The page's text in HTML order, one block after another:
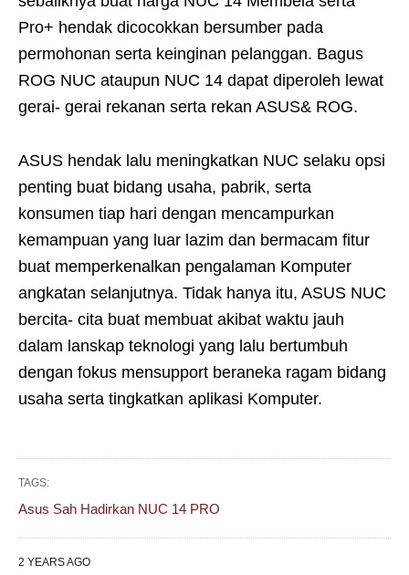
Pro+ hendak dicocokkan bersumber pada
permohonan serta keinginan pelanggan. Bagus
ROG NUC ataupun NUC 14 dapat diperoleh lewat
gerai- gerai rekanan serta rekan ASUS& ROG.
ASUS hendak lalu meningkatkan NUC selaku opsi
penting buat bidang usaha, pabrik, serta
konsumen tiap hari dengan mencampurkan
kemampuan yang luar lazim dan bermacam fitur
buat memperkenalkan pengalaman Komputer
angkatan selanjutnya. Tidak hanya itu, ASUS NUC
bercita- cita buat membuat akibat waktu jauh
dalam lanskap teknologi yang lalu bertumbuh
dengan fokus mensupport beraneka ragam bidang
usaha serta tingkatkan aplikasi Komputer.
TAGS:
Asus Sah Hadirkan NUC 14 PRO
2 YEARS AGO